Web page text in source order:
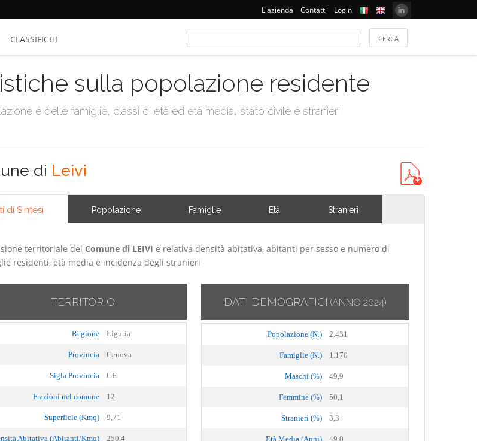
L'azienda Contatti Login
CLASSIFICHE
sulla popolazione residente
e delle famiglie, classi di età ed età media, stato civile e stranieri
di Leivi
di Sintesi Popolazione Famiglie Età Stranieri
territoriale del Comune di LEIVI e relativa densità abitativa, abitanti per sesso e numero di
residenti, età media e incidenza degli stranieri
TERRITORIO
Regione Liguria
Provincia Genova
Sigla Provincia GE
Frazioni nel comune 12
Superficie (Kmq) 9,71
Abitativa (Abitanti/Kmq) 250,4
DATI DEMOGRAFICI (ANNO 2024)
Popolazione (N.) 2.431
Famiglie (N.) 1.170
Maschi (%) 49,9
Femmine (%) 50,1
Stranieri (%) 3,3
Età Media (Anni) 49,0